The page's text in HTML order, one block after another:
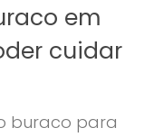
em
cuidar
buraco para